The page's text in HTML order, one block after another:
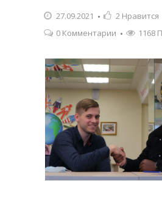
27.09.2021 2 Нравится
0 Комментарии
1168